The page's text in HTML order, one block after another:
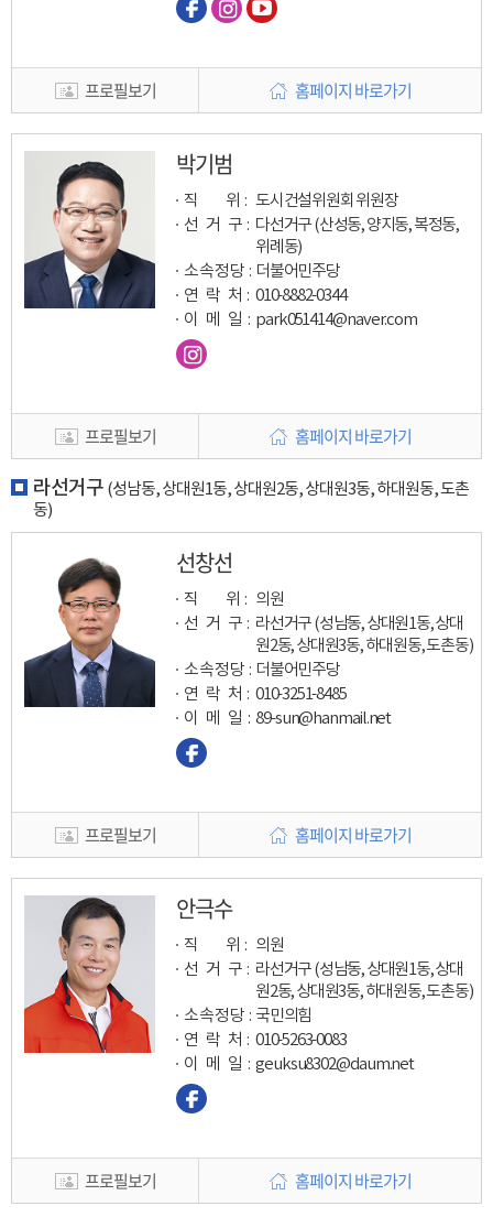
프로필보기 홈페이지 바로가기
박기범
직 위 : 도시건설위원회 위원장
선 거 구 : 다선거구 (산성동, 양지동, 복정동,
위례동)
소속정당 : 더불어민주당
연 락 처 : 010-8882-0344
이 메 일 : park051414@naver.com
프로필보기 홈페이지 바로가기
라선거구 (성남동, 상대원1동, 상대원2동, 상대원3동, 하대원동, 도촌
동)
선창선
직 위 : 의원
선 거 구 : 라선거구 (성남동, 상대원1동, 상대
원2동, 상대원3동, 하대원동, 도촌동)
소속정당 : 더불어민주당
연 락 처 : 010-3251-8485
이 메 일 : 89-sun@hanmail.net
프로필보기 홈페이지 바로가기
안극수
직 위 : 의원
선 거 구 : 라선거구 (성남동, 상대원1동, 상대
원2동, 상대원3동, 하대원동, 도촌동)
소속정당 : 국민의힘
연 락 처 : 010-5263-0083
이 메 일 : geuksu8302@daum.net
프로필보기 홈페이지 바로가기